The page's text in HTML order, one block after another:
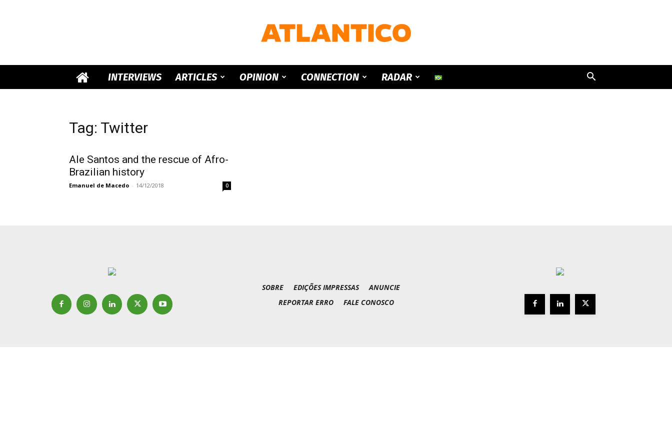
ATLANTICO
INTERVIEWS ARTICLES OPINION CONNECTION RADAR
Tag: Twitter
Ale Santos and the rescue of Afro-
Brazilian history
Emanuel de Macedo - 14/12/2018 0
SOBRE EDIÇÕES IMPRESSAS
ANUNCIE
REPORTAR ERRO
FALE CONOSCO